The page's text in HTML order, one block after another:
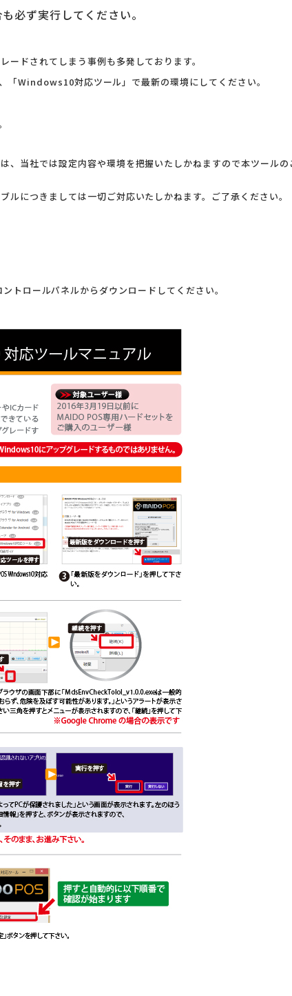
必ず実行してください。
ドされてしまう事例も多発しております。
「Windows10対応ツール」で最新の環境にしてください。
当社では設定内容や環境を把握いたしかねますので本ツールの
につきましては一切ご対応いたしかねます。ご了承ください。
トロールパネルからダウンロードしてください。